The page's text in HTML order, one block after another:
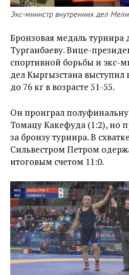
Экс-министр внутренних дел
Бронзовая медаль турнира
Турганбаеву. Вице-
спортивной борьбы и экс-
дел Кыргызстана выступил
до 76 кг в возрасте 51-55.
Он проиграл
Томацу Какефуда (1:2), но
за бронзу турнира. В
Сильвестром Петром
итоговым счетом 11:0.